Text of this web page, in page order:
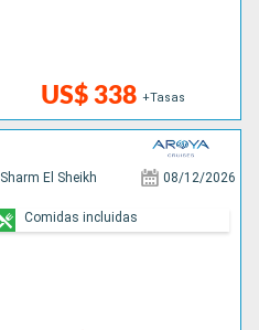
US$ 338 +Tasas
Sharm El Sheikh 08/12/2026
Comidas incluidas